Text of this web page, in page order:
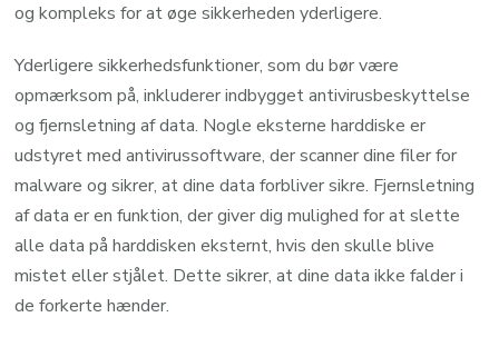
og kompleks for at øge sikkerheden yderligere.
Yderligere sikkerhedsfunktioner, som du bør være
opmærksom på, inkluderer indbygget antivirusbeskyttelse
og fjernsletning af data. Nogle eksterne harddiske er
udstyret med antivirussoftware, der scanner dine filer for
malware og sikrer, at dine data forbliver sikre. Fjernsletning
af data er en funktion, der giver dig mulighed for at slette
alle data på harddisken eksternt, hvis den skulle blive
mistet eller stjålet. Dette sikrer, at dine data ikke falder i
de forkerte hænder.